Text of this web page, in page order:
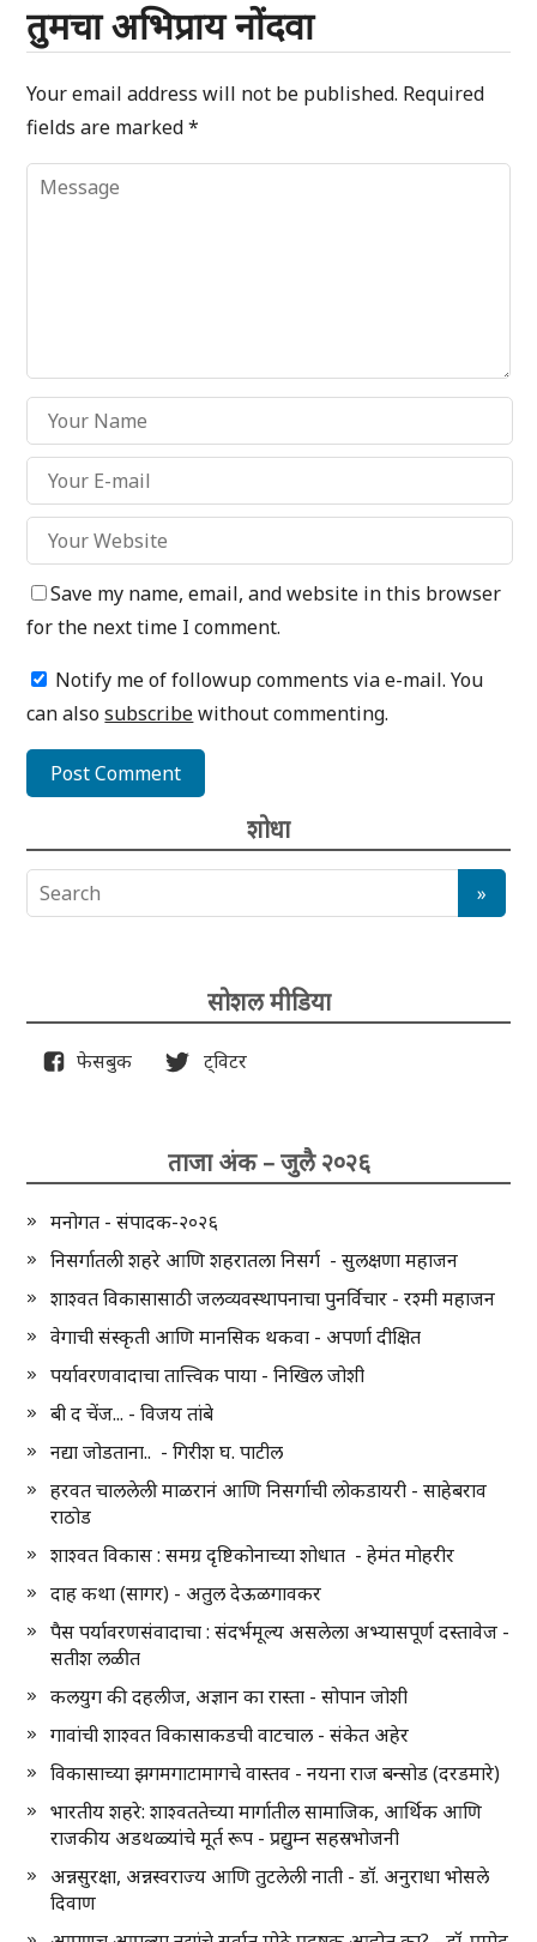
तुमचा अभिप्राय नोंदवा
Your email address will not be published. Required
fields are marked*
Save my name, email, and website in this browser
for the next time I comment.
Notify me of followup comments via e-mail. You
can alsosubscribewithout commenting.
शोधा
सोशल मीडिया
फेसबुक ट्विटर
ताजा अंक – जुलै २०२६
मनोगत - संपादक-२०२६
निसर्गातली शहरे आणि शहरातला निसर्ग - सुलक्षणा महाजन
शाश्वत विकासासाठी जलव्यवस्थापनाचा पुनर्विचार - रश्मी महाजन
वेगाची संस्कृती आणि मानसिक थकवा - अपर्णा दीक्षित
पर्यावरणवादाचा तात्त्विक पाया - निखिल जोशी
बी द चेंज... - विजय तांबे
नद्या जोडताना.. - गिरीश घ. पाटील
हरवत चाललेली माळरानं आणि निसर्गाची लोकडायरी - साहेबराव
राठोड
शाश्वत विकास : समग्र दृष्टिकोनाच्या शोधात - हेमंत मोहरीर
दाह कथा (सागर) - अतुल देऊळगावकर
पैस पर्यावरणसंवादाचा : संदर्भमूल्य असलेला अभ्यासपूर्ण दस्तावेज -
सतीश लळीत
कलयुग की दहलीज, अज्ञान का रास्ता - सोपान जोशी
गावांची शाश्वत विकासाकडची वाटचाल - संकेत अहेर
विकासाच्या झगमगाटामागचे वास्तव - नयना राज बन्सोड (दरडमारे)
भारतीय शहरे: शाश्वततेच्या मार्गातील सामाजिक, आर्थिक आणि
राजकीय अडथळ्यांचे मूर्त रूप - प्रद्युम्न सहस्रभोजनी
अन्नसुरक्षा, अन्नस्वराज्य आणि तुटलेली नाती - डॉ. अनुराधा भोसले
दिवाण